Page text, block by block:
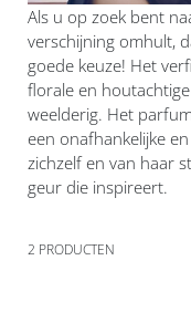
Als u op zoek bent
verschijning omhult,
goede keuze! Het
florale en
weelderig. Het
een onafhankelijke
zichzelf en van haar
geur die inspireert.
2 PRODUCTEN